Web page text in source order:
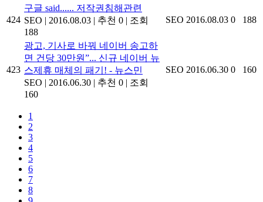
424
구글 said...... 저작권침해관련
SEO | 2016.08.03 | 추천 0 | 조회
188
SEO 2016.08.03 0 188
423
광고, 기사로 바꿔 네이버 송고하
면 건당 30만원”... 신규 네이버 뉴
스제휴 매체의 패기! - 뉴스민
SEO | 2016.06.30 | 추천 0 | 조회
160
SEO 2016.06.30 0 160
1
2
3
4
5
6
7
8